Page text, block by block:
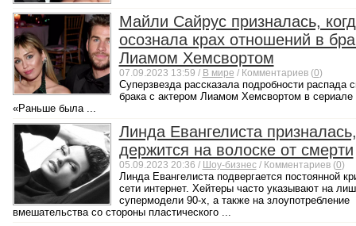
Майли Сайрус призналась,
осознала крах отношений в
Лиамом Хемсвортом
07.09.2023 13:59 / В мире / Комментариев (0)
Суперзвезда рассказала подробности распада
брака с актером Лиамом Хемсвортом в сериале
«Раньше была ...
Линда Евангелиста
держится на волоске от смерти
05.09.2023 20:36 / Шоу-бизнес/ Комментариев (0)
Линда Евангелиста подвергается постоянной
сети интернет. Хейтеры часто указывают на
супермодели 90-х, а также на злоупотребление
вмешательства со стороны пластического ...